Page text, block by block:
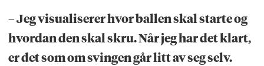
– Jeg visualiserer hvor ballen skal starte og
hvordan den skal skru. Når jeg har det klart,
er det som om svingen går litt av seg selv.